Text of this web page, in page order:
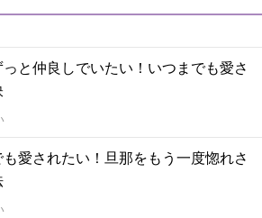
と仲良しでいたい！いつまでも愛さ
愛されたい！旦那をもう一度惚れさ